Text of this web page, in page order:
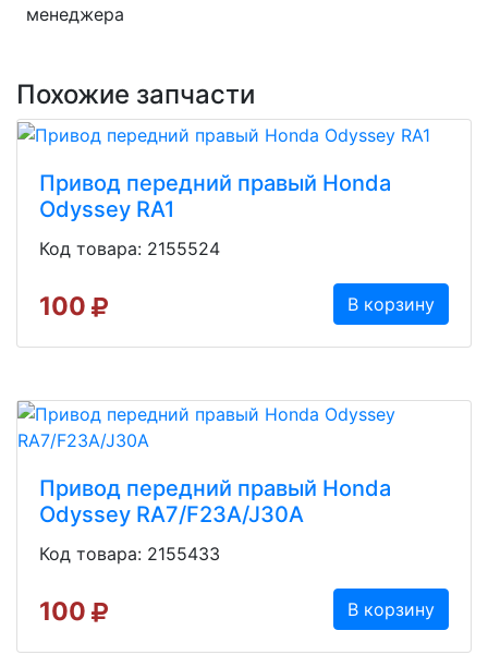
менеджера
Похожие запчасти
Привод передний правый Honda
Odyssey RA1
Код товара: 2155524
100 В корзину
Привод передний правый Honda
Odyssey RA7/F23A/J30A
Код товара: 2155433
100 В корзину